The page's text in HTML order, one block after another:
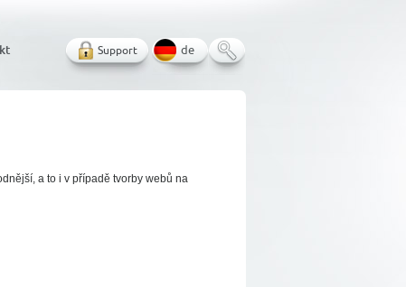
a to i v případě tvorby webů na
Support de